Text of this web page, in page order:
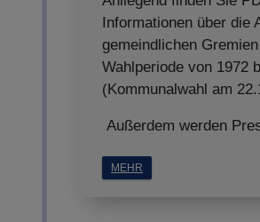
Informationen über die
gemeindlichen
Wahlperiode von 1972
(Kommunalwahl am
Außerdem werden
MEHR